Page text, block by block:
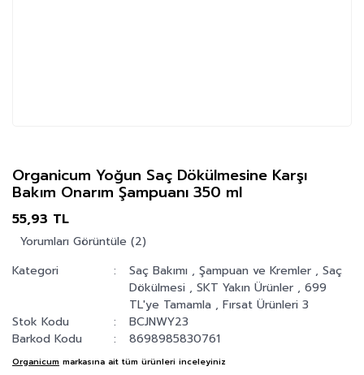
Organicum Yoğun Saç Dökülmesine Karşı
Bakım Onarım Şampuanı 350 ml
55,93 TL
Yorumları Görüntüle (2)
Kategori
Saç Bakımı ,Şampuan ve Kremler ,Saç
Dökülmesi ,SKT Yakın Ürünler ,699
TL'ye Tamamla ,Fırsat Ürünleri 3
Stok Kodu
BCJNWY23
Barkod Kodu
8698985830761
Organicum markasına ait tüm ürünleri inceleyiniz